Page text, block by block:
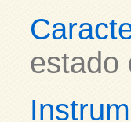
estado